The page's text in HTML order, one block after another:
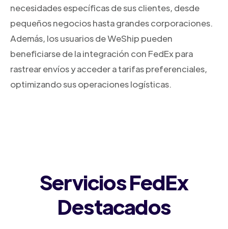
necesidades específicas de sus clientes, desde
pequeños negocios hasta grandes corporaciones.
Además, los usuarios de WeShip pueden
beneficiarse de la integración con FedEx para
rastrear envíos y acceder a tarifas preferenciales,
optimizando sus operaciones logísticas.
Servicios FedEx
Destacados